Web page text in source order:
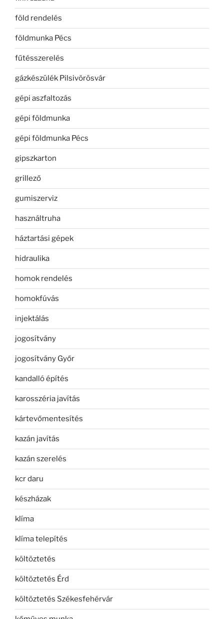
föld rendelés
földmunka Pécs
fűtésszerelés
gázkészülék Pilsivörösvár
gépi aszfaltozás
gépi földmunka
gépi földmunka Pécs
gipszkarton
grillező
gumiszerviz
használtruha
háztartási gépek
hidraulika
homok rendelés
homokfúvás
injektálás
jogosítvány
jogosítvány Győr
kandalló építés
karosszéria javítás
kártevőmentesítés
kazán javítás
kazán szerelés
kcr daru
készházak
klíma
klíma telepítés
költöztetés
költöztetés Érd
költöztetés Székesfehérvár